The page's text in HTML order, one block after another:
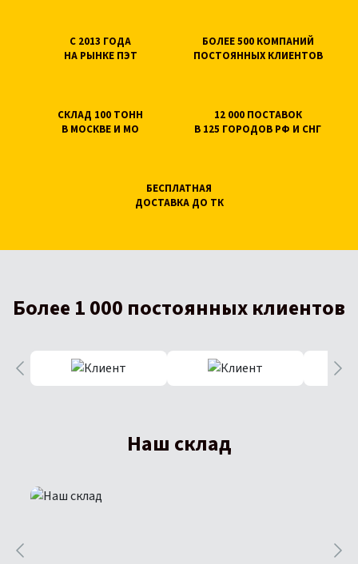
С 2013 ГОДА
НА РЫНКЕ ПЭТ
БОЛЕЕ 500 КОМПАНИЙ
ПОСТОЯННЫХ КЛИЕНТОВ
СКЛАД 100 ТОНН
В МОСКВЕ И МО
12 000 ПОСТАВОК
В 125 ГОРОДОВ РФ И СНГ
БЕСПЛАТНАЯ
ДОСТАВКА ДО ТК
Более 1 000 постоянных клиентов
Наш склад